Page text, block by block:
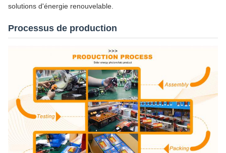
solutions d'énergie renouvelable.
Processus de production